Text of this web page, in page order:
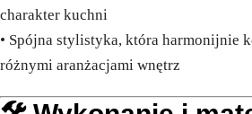
charakter kuchni
• Spójna stylistyka, która harmonijnie
różnymi aranżacjami wnętrz